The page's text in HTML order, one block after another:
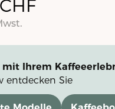
CHF
mit Ihrem
entdecken Sie